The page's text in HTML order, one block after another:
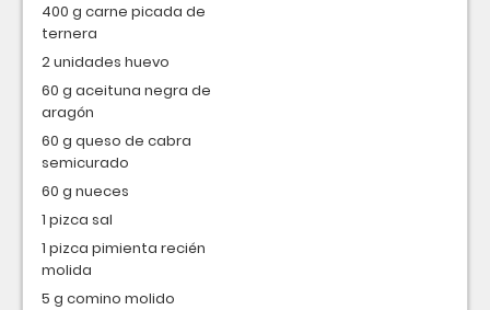
400 g carne picada de
ternera
2 unidades huevo
60 g aceituna negra de
aragón
60 g queso de cabra
semicurado
60 g nueces
1 pizca sal
1 pizca pimienta recién
molida
5 g comino molido